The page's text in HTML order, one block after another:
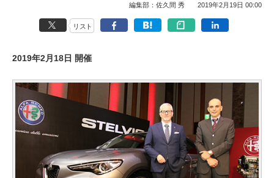
編集部：佐久間 秀 2019年2月19日 00:00
リスト
2019年2月18日 開催